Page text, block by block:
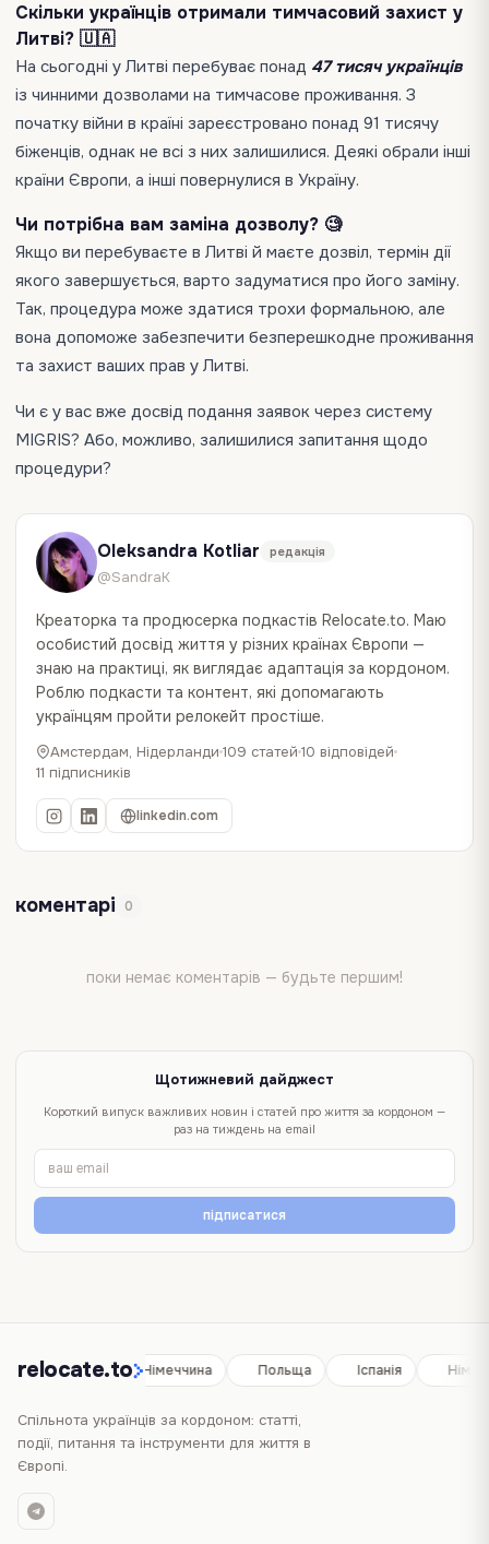
Скільки українців отримали тимчасовий захист у
Литві? 🇺🇦
На сьогодні у Литві перебуває понад 47 тисяч українців
із чинними дозволами на тимчасове проживання. З
початку війни в країні зареєстровано понад 91 тисячу
біженців, однак не всі з них залишилися. Деякі обрали інші
країни Європи, а інші повернулися в Україну.
Чи потрібна вам заміна дозволу? 🧐
Якщо ви перебуваєте в Литві й маєте дозвіл, термін дії
якого завершується, варто задуматися про його заміну.
Так, процедура може здатися трохи формальною, але
вона допоможе забезпечити безперешкодне проживання
та захист ваших прав у Литві.
Чи є у вас вже досвід подання заявок через систему
MIGRIS? Або, можливо, залишилися запитання щодо
процедури?
Oleksandra Kotliar редакція
@SandraK
Креаторка та продюсерка подкастів Relocate.to. Маю
особистий досвід життя у різних країнах Європи —
знаю на практиці, як виглядає адаптація за кордоном.
Роблю подкасти та контент, які допомагають
українцям пройти релокейт простіше.
Амстердам, Нідерланди 109 статей 10 відповідей
11 підписників
linkedin.com
коментарі 0
поки немає коментарів — будьте першим!
Щотижневий дайджест
Короткий випуск важливих новин і статей про життя за кордоном —
раз на тиждень на email
підписатися
relocate.to
Іспанія Німеччина Польща Іспанія
Спільнота українців за кордоном: статті,
події, питання та інструменти для життя в
Європі.